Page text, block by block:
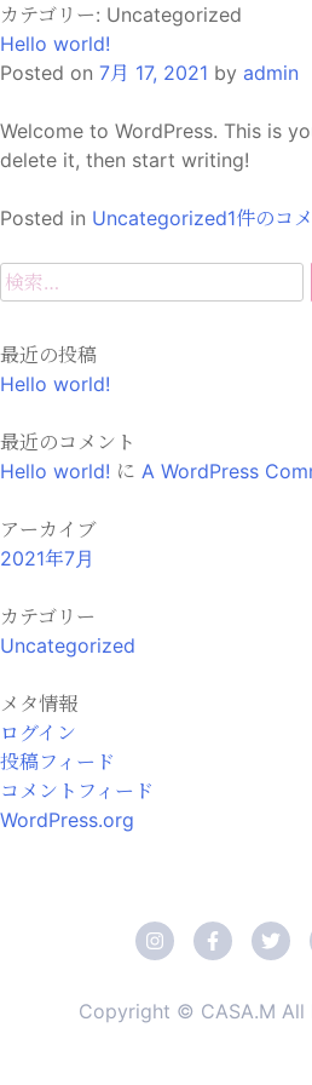
Skip
to
content
カテゴリー: Uncategorized
Hello world!
Posted on 7月 17, 2021 by admin
Welcome to WordPress. This is
delete it, then start writing!
Posted in UncategorizedHello
の
1件のコ
検
索:
最近の投稿
Hello world!
最近のコメント
Hello world! に A WordPress
アーカイブ
2021年7月
カテゴリー
Uncategorized
メタ情報
ログイン
投稿フィード
コメントフィード
WordPress.org
Copyright © CASA.M All